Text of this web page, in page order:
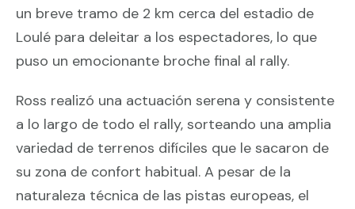
un breve tramo de 2 km cerca del estadio de
Loulé para deleitar a los espectadores, lo que
puso un emocionante broche final al rally.
Ross realizó una actuación serena y consistente
a lo largo de todo el rally, sorteando una amplia
variedad de terrenos difíciles que le sacaron de
su zona de confort habitual. A pesar de la
naturaleza técnica de las pistas europeas, el